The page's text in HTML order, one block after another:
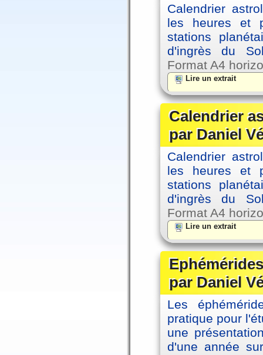
Calendrier
les heures et
stations
d'ingrès du
Format A4
Lire un extrait
Calendrier
par Daniel
Calendrier
les heures et
stations
d'ingrès du
Format A4
Lire un extrait
par Daniel
Les
pratique pour
une
d'une année